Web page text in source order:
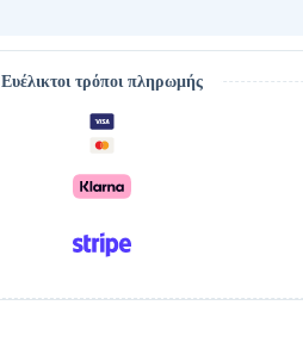
Ευέλικτοι τρόποι πληρωμής